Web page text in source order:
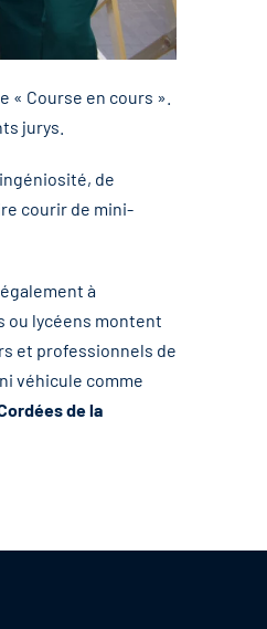
« Course en cours ».
jurys.
de
courir de mini-
à
ou lycéens montent
et professionnels de
véhicule comme
de la